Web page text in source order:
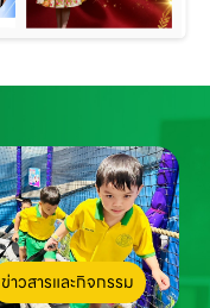
ข่าวสารและกิจกรรม